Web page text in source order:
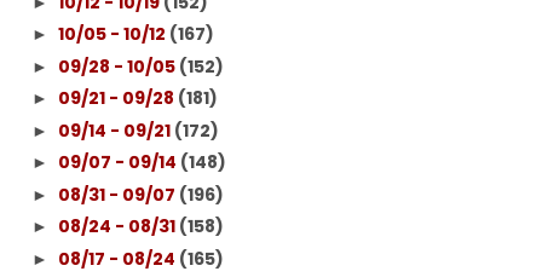
► 10/05 - 10/12 (167)
► 09/28 - 10/05 (152)
► 09/21 - 09/28 (181)
► 09/14 - 09/21 (172)
► 09/07 - 09/14 (148)
► 08/31 - 09/07 (196)
► 08/24 - 08/31 (158)
► 08/17 - 08/24 (165)